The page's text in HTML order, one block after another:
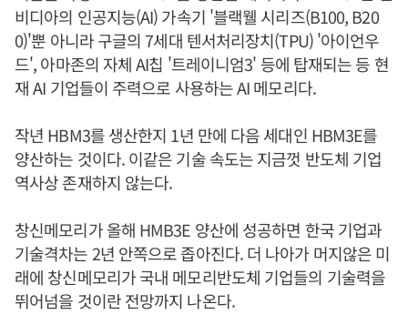
비디아의 인공지능(AI) 가속기 '블랙웰 시리즈(B100, B20
0)'뿐 아니라 구글의 7세대 텐서처리장치(TPU) '아이언우
드', 아마존의 자체 AI칩 '트레이니엄3' 등에 탑재되는 등 현
재 AI 기업들이 주력으로 사용하는 AI 메모리다.
작년 HBM3를 생산한지 1년 만에 다음 세대인 HBM3E를
양산하는 것이다. 이같은 기술 속도는 지금껏 반도체 기업
역사상 존재하지 않는다.
창신메모리가 올해 HMB3E 양산에 성공하면 한국 기업과
기술격차는 2년 안쪽으로 좁아진다. 더 나아가 머지않은 미
래에 창신메모리가 국내 메모리반도체 기업들의 기술력을
뛰어넘을 것이란 전망까지 나온다.